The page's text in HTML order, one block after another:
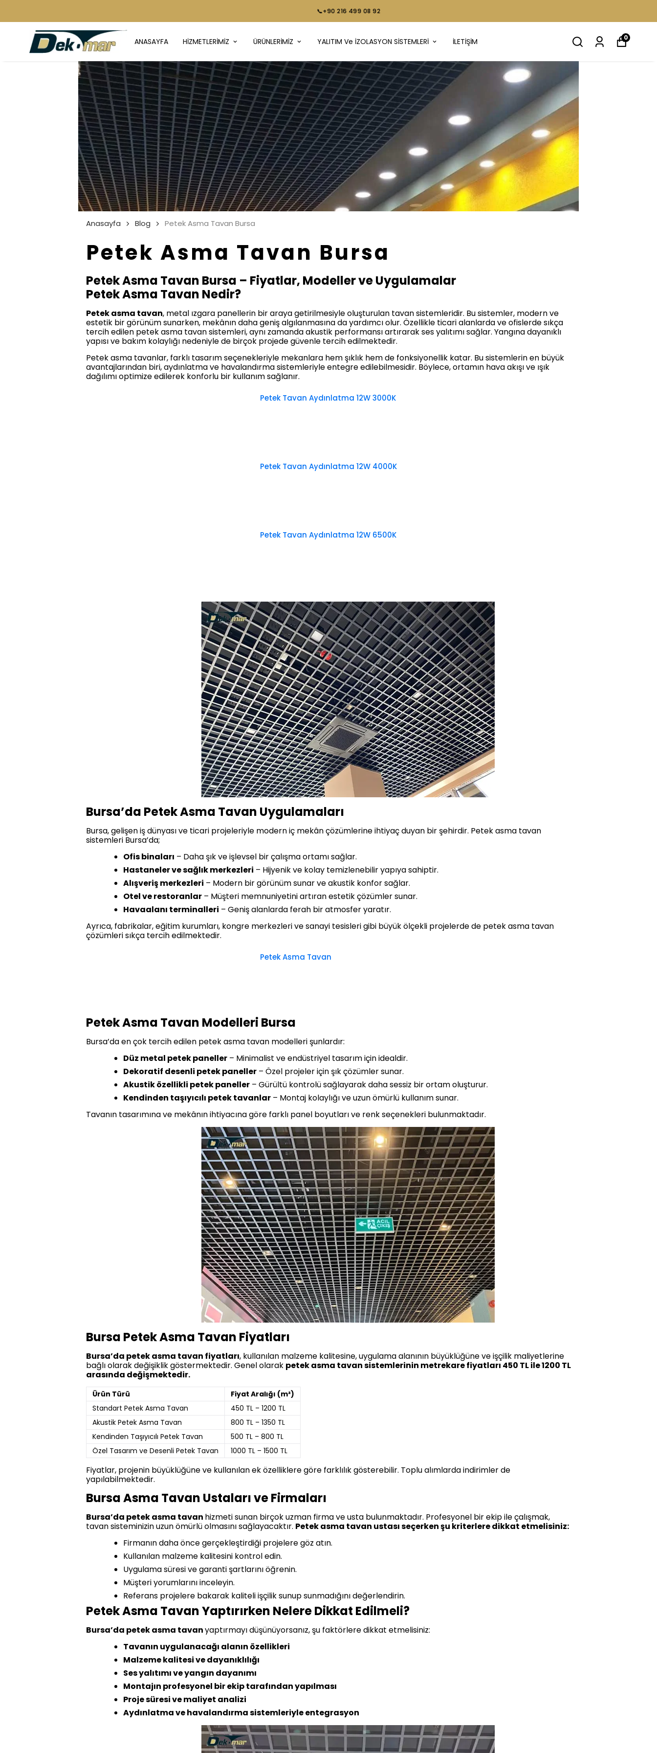
📞+90 216 499 08 92
ANASAYFA HİZMETLERİMİZ ÜRÜNLERİMİZ YALITIM Ve İZOLASYON SİSTEMLERİ İLETİŞİM 0
Anasayfa Blog Petek Asma Tavan Bursa
Petek Asma Tavan Bursa
Petek Asma Tavan Bursa – Fiyatlar, Modeller ve Uygulamalar
Petek Asma Tavan Nedir?
Petek asma tavan, metal ızgara panellerin bir araya getirilmesiyle oluşturulan tavan sistemleridir. Bu sistemler, modern ve
estetik bir görünüm sunarken, mekânın daha geniş algılanmasına da yardımcı olur. Özellikle ticari alanlarda ve ofislerde sıkça
tercih edilen petek asma tavan sistemleri, aynı zamanda akustik performansı artırarak ses yalıtımı sağlar. Yangına dayanıklı
yapısı ve bakım kolaylığı nedeniyle de birçok projede güvenle tercih edilmektedir.
Petek asma tavanlar, farklı tasarım seçenekleriyle mekanlara hem şıklık hem de fonksiyonellik katar. Bu sistemlerin en büyük
avantajlarından biri, aydınlatma ve havalandırma sistemleriyle entegre edilebilmesidir. Böylece, ortamın hava akışı ve ışık
dağılımı optimize edilerek konforlu bir kullanım sağlanır.
Petek Tavan Aydınlatma 12W 3000K
Petek Tavan Aydınlatma 12W 4000K
Petek Tavan Aydınlatma 12W 6500K
Bursa’da Petek Asma Tavan Uygulamaları
Bursa, gelişen iş dünyası ve ticari projeleriyle modern iç mekân çözümlerine ihtiyaç duyan bir şehirdir. Petek asma tavan
sistemleri Bursa’da;
Ofis binaları – Daha şık ve işlevsel bir çalışma ortamı sağlar.
Hastaneler ve sağlık merkezleri – Hijyenik ve kolay temizlenebilir yapıya sahiptir.
Alışveriş merkezleri – Modern bir görünüm sunar ve akustik konfor sağlar.
Otel ve restoranlar – Müşteri memnuniyetini artıran estetik çözümler sunar.
Havaalanı terminalleri – Geniş alanlarda ferah bir atmosfer yaratır.
Ayrıca, fabrikalar, eğitim kurumları, kongre merkezleri ve sanayi tesisleri gibi büyük ölçekli projelerde de petek asma tavan
çözümleri sıkça tercih edilmektedir.
Petek Asma Tavan
Petek Asma Tavan Modelleri Bursa
Bursa’da en çok tercih edilen petek asma tavan modelleri şunlardır:
Düz metal petek paneller – Minimalist ve endüstriyel tasarım için idealdir.
Dekoratif desenli petek paneller – Özel projeler için şık çözümler sunar.
Akustik özellikli petek paneller – Gürültü kontrolü sağlayarak daha sessiz bir ortam oluşturur.
Kendinden taşıyıcılı petek tavanlar – Montaj kolaylığı ve uzun ömürlü kullanım sunar.
Tavanın tasarımına ve mekânın ihtiyacına göre farklı panel boyutları ve renk seçenekleri bulunmaktadır.
Bursa Petek Asma Tavan Fiyatları
Bursa’da petek asma tavan fiyatları, kullanılan malzeme kalitesine, uygulama alanının büyüklüğüne ve işçilik maliyetlerine
bağlı olarak değişiklik göstermektedir. Genel olarak petek asma tavan sistemlerinin metrekare fiyatları 450 TL ile 1200 TL
arasında değişmektedir.
Ürün Türü
Fiyat Aralığı (m²)
Standart Petek Asma Tavan
450 TL – 1200 TL
Akustik Petek Asma Tavan
800 TL – 1350 TL
Kendinden Taşıyıcılı Petek Tavan
500 TL – 800 TL
Özel Tasarım ve Desenli Petek Tavan
1000 TL – 1500 TL
Fiyatlar, projenin büyüklüğüne ve kullanılan ek özelliklere göre farklılık gösterebilir. Toplu alımlarda indirimler de
yapılabilmektedir.
Bursa Asma Tavan Ustaları ve Firmaları
Bursa’da petek asma tavan hizmeti sunan birçok uzman firma ve usta bulunmaktadır. Profesyonel bir ekip ile çalışmak,
tavan sisteminizin uzun ömürlü olmasını sağlayacaktır. Petek asma tavan ustası seçerken şu kriterlere dikkat etmelisiniz:
Firmanın daha önce gerçekleştirdiği projelere göz atın.
Kullanılan malzeme kalitesini kontrol edin.
Uygulama süresi ve garanti şartlarını öğrenin.
Müşteri yorumlarını inceleyin.
Referans projelere bakarak kaliteli işçilik sunup sunmadığını değerlendirin.
Petek Asma Tavan Yaptırırken Nelere Dikkat Edilmeli?
Bursa’da petek asma tavanyaptırmayı düşünüyorsanız, şu faktörlere dikkat etmelisiniz:
Tavanın uygulanacağı alanın özellikleri
Malzeme kalitesi ve dayanıklılığı
Ses yalıtımı ve yangın dayanımı
Montajın profesyonel bir ekip tarafından yapılması
Proje süresi ve maliyet analizi
Aydınlatma ve havalandırma sistemleriyle entegrasyon